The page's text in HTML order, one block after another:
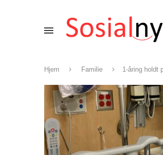
Hjem Familie 1-åring holdt